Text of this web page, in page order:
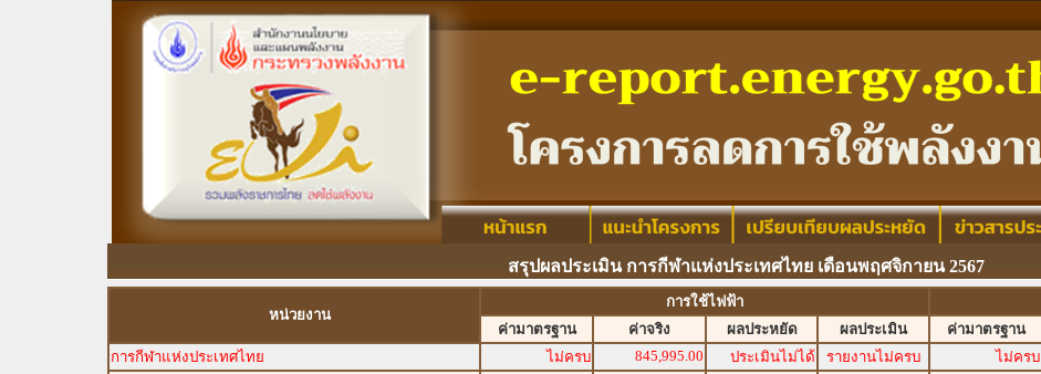
สรุปผลประเมิน การกีฬาแห่งประเทศไทย เดือนพฤศจิกายน 2567
หน่วยงาน
การใช้ไฟฟ้า
ค่ามาตรฐาน
ค่าจริง ผลประหยัด ผลประเมิน ค่ามาตรฐาน
การกีฬาแห่งประเทศไทย
ไม่ครบ 845,995.00 ประเมินไม่ได้ รายงานไม่ครบ ไม่ครบ